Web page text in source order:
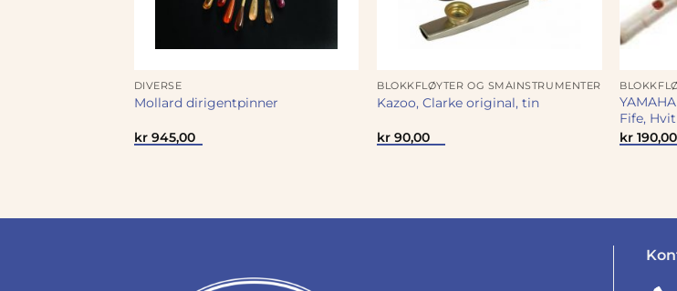
DIVERSE
Mollard dirigentpinner
kr945,00
BLOKKFLØYTER OG SMÅINSTRUMENTER
Kazoo, Clarke original, tin
kr 90,00
Fife, Hvit
kr 190,00